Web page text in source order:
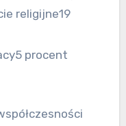
religijne19
procent